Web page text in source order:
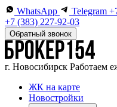
WhatsApp Telegram
+7 (383) 227-92-03
Обратный звонок
г. Новосибирск Работаем
ЖК на карте
Новостройки